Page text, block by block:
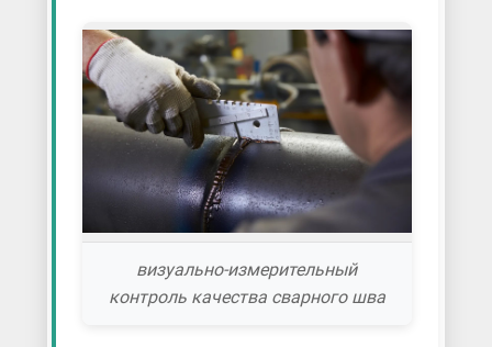
визуально-измерительный
контроль качества сварного шва